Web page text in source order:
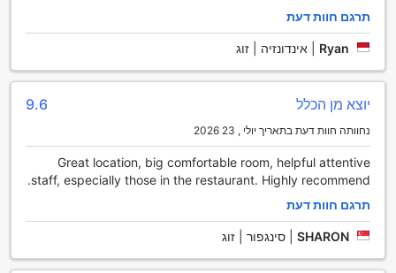
מתקני החדרים במלון קומנקה ברסה סיאנג אובוד
במלון קומנקה ברסה סיאנג אובוד, החדרים מציעים חוויית אירוח
עונות השנה. תיהנו ממגוון סרטים ישירות בחדרכם, לצד טלוויזיה
עם חיבור ללווין או כבלים, כך שתוכלו להתרווח ולצפות בתוכניות
מיני בר מאובזר, מכונת קפה/תה, ומים מינרליים ללא תשלום.
החדרים מציעים גם מרפסת או טרסה פרטית, שמזמינה אתכם
ליהנות מהנוף הטרופי של באלי. בנוסף, תוכלו להתרווח בחלוקי
רחצה רכים וליהנות מתמרוקים איכותיים שיספקו לכם את כל מה
שאתם צריכים. עם וילונות כהים שיבטיחו שינה שקטה ונעימה, כל
פרט בחדר נועד להעניק לכם חוויית אירוח בלתי נשכחת. אל תשכחו
לנצל את הסלון הנפרד, המאפשר לכם להירגע וליהנות מהמרחב
הפרטי שלכם.
תרגם חוות דעת
Ryan אינדונזיה | זוג
יוצא מן הכלל 9.6
נחוותה חוות דעת בתאריך יולי , 23 2026
Great location, big comfortable room, helpful attentive
staff, especially those in the restaurant. Highly recommend.
תרגם חוות דעת
SHARON סינגפור | זוג